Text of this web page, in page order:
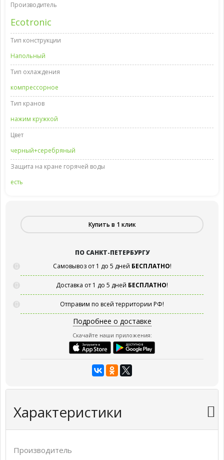
Производитель
Ecotronic
Тип конструкции
Напольный
Тип охлаждения
компрессорное
Тип кранов
нажим кружкой
Цвет
черный+серебряный
Защита на кране горячей воды
есть
Купить в 1 клик
ПО САНКТ-ПЕТЕРБУРГУ
Самовывоз от 1 до 5 дней БЕСПЛАТНО!
Доставка от 1 до 5 дней БЕСПЛАТНО!
Отправим по всей территории РФ!
Подробнее о доставке
Скачайте наши приложения:
Характеристики
Производитель